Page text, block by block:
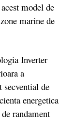
model de
marine de
Inverter
a
secvential de
energetica
randament